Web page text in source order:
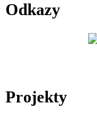
Odkazy
Projekty